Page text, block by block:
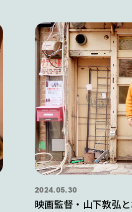
2024.05.30
映画監督・山下敦弘